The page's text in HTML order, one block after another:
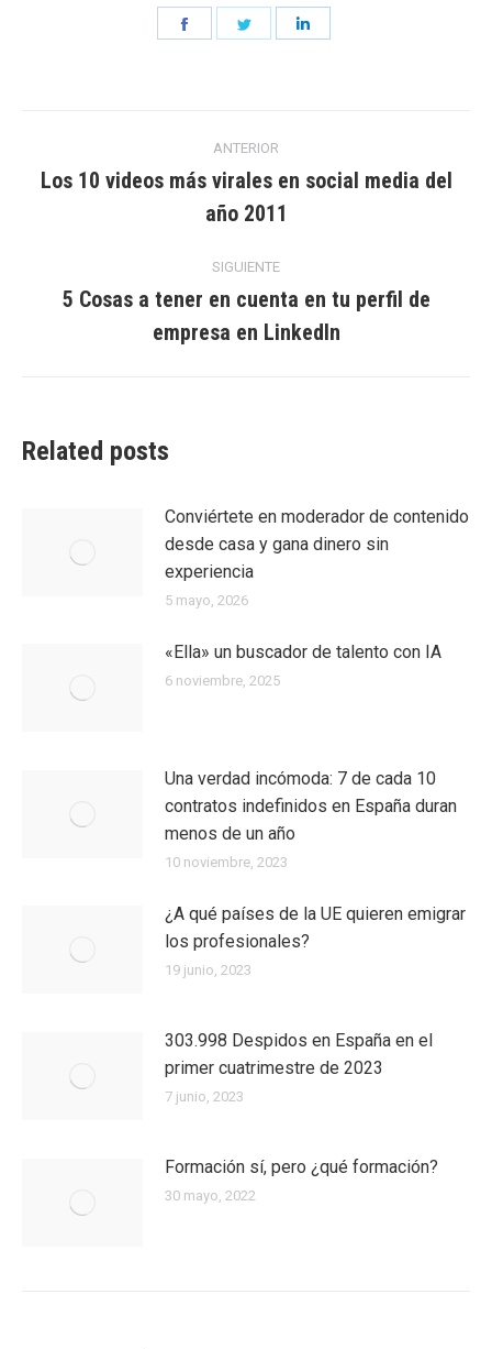
Share
entre
ANTERIOR
anterior:
Los 10 videos más virales en social media del
año 2011
SIGUIENTE
siguiente:
5 Cosas a tener en cuenta en tu perfil de
empresa en LinkedIn
Related posts
Conviértete en moderador de contenido
desde casa y gana dinero sin
experiencia
5 mayo, 2026
«Ella» un buscador de talento con IA
6 noviembre, 2025
Una verdad incómoda: 7 de cada 10
contratos indefinidos en España duran
menos de un año
10 noviembre, 2023
¿A qué países de la UE quieren emigrar
los profesionales?
19 junio, 2023
303.998 Despidos en España en el
primer cuatrimestre de 2023
7 junio, 2023
Formación sí, pero ¿qué formación?
30 mayo, 2022